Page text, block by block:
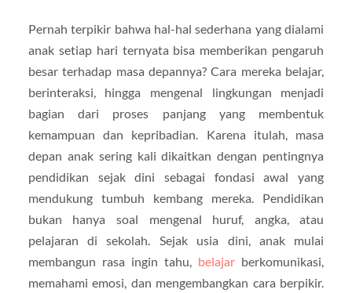
Pernah terpikir bahwa hal-hal sederhana yang dialami
anak setiap hari ternyata bisa memberikan pengaruh
besar terhadap masa depannya? Cara mereka belajar,
berinteraksi, hingga mengenal lingkungan menjadi
bagian dari proses panjang yang membentuk
kemampuan dan kepribadian. Karena itulah, masa
depan anak sering kali dikaitkan dengan pentingnya
pendidikan sejak dini sebagai fondasi awal yang
mendukung tumbuh kembang mereka. Pendidikan
bukan hanya soal mengenal huruf, angka, atau
pelajaran di sekolah. Sejak usia dini, anak mulai
membangun rasa ingin tahu, belajar berkomunikasi,
memahami emosi, dan mengembangkan cara berpikir.